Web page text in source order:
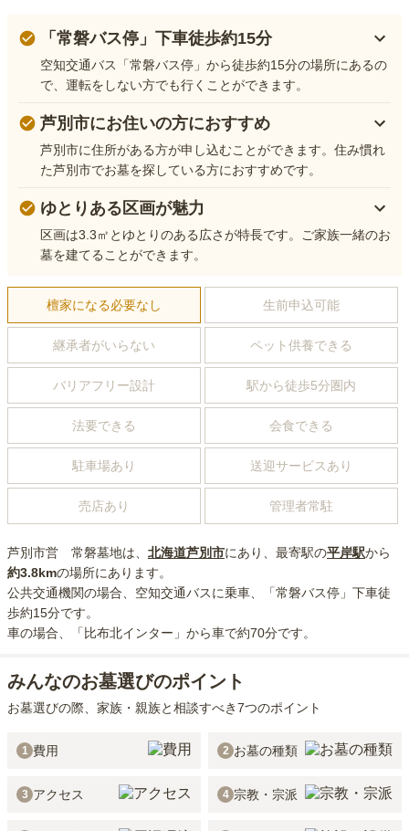
「常磐バス停」下車徒歩約15分
空知交通バス「常磐バス停」から徒歩約15分の場所にあるの
で、運転をしない方でも行くことができます。
芦別市にお住いの方におすすめ
芦別市に住所がある方が申し込むことができます。住み慣れ
た芦別市でお墓を探している方におすすめです。
ゆとりある区画が魅力
区画は3.3㎡とゆとりのある広さが特長です。ご家族一緒のお
墓を建てることができます。
檀家になる必要なし 生前申込可能
継承者がいらない ペット供養できる
バリアフリー設計 駅から徒歩5分圏内
法要できる 会食できる
駐車場あり 送迎サービスあり
売店あり 管理者常駐
芦別市営 常磐墓地は、 北海道芦別市にあり 、最寄駅の平岸駅から
約3.8kmの場所にあり ます。
公共交通機関の場合、空知交通バスに乗車、「常磐バス停」下車徒
歩約15分です。
車の場合、「比布北インター」から車で約70分です。
みんなのお墓選びのポイント
お墓選びの際、家族・親族と相談すべき7つのポイント
1 費用 2 お墓の種類
3 アクセス 4 宗教・宗派